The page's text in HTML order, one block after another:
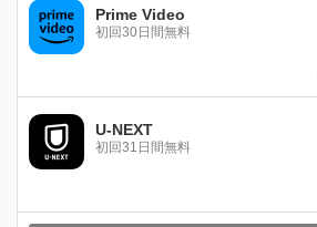
Prime Video
初回30日間無料
U-NEXT
初回31日間無料